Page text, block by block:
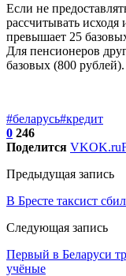
Если не
рассчитывать исходя
превышает 25
Для пенсионеров
базовых (800 рублей).
#беларусь#кредит
0 246
Поделится VKOK.ru
Предыдущая запись
В Бресте таксист
Следующая запись
Первый в Беларуси
учёные